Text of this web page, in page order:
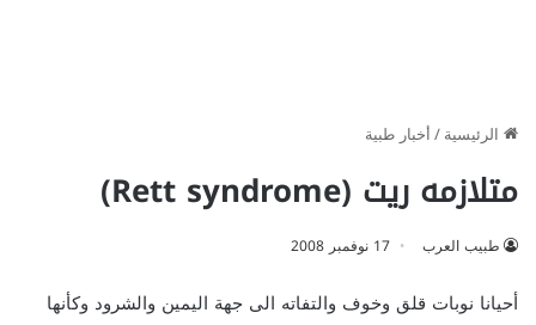
الرئيسية/أخبار طبية
متلازمه ريت (Rett syndrome)
طبيب العرب 17 نوفمبر 2008
أحيانا نوبات قلق وخوف والتفاته الى جهة اليمين والشرود وكأنها